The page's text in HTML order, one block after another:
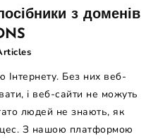
з доменів
Без них веб-
і веб-сайти не можуть
людей не знають, як
З нашою платформою